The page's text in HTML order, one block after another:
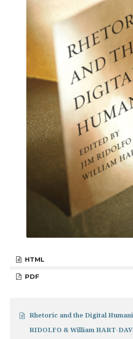
HTML
PDF
Rhetoric and the Digital
RIDOLFO & William HART-